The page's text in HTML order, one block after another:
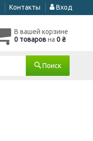
Контакты Вход
В вашей корзине
0 товаровна 0 ₴
Поиск